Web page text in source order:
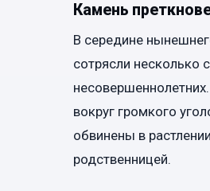
Камень
В середине
сотрясли несколько
вокруг громкого
обвинены в
родственницей.